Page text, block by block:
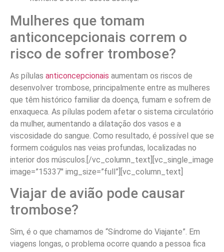
Mulheres que tomam
anticoncepcionais correm o
risco de sofrer trombose?
As pílulas anticoncepcionais aumentam os riscos de
desenvolver trombose, principalmente entre as mulheres
que têm histórico familiar da doença, fumam e sofrem de
enxaqueca. As pílulas podem afetar o sistema circulatório
da mulher, aumentando a dilatação dos vasos e a
viscosidade do sangue. Como resultado, é possível que se
formem coágulos nas veias profundas, localizadas no
interior dos músculos.[/vc_column_text][vc_single_image
image=”15337″ img_size=”full”][vc_column_text]
Viajar de avião pode causar
trombose?
Sim, é o que chamamos de “Síndrome do Viajante”. Em
viagens longas, o problema ocorre quando a pessoa fica